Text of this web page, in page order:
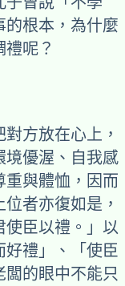
的根本，為什麼
呢？
方放在心上，
境優渥、自我感
重與體恤，因而
者亦復如是，
使臣以禮。」以
禮」、「使臣
的眼中不能只